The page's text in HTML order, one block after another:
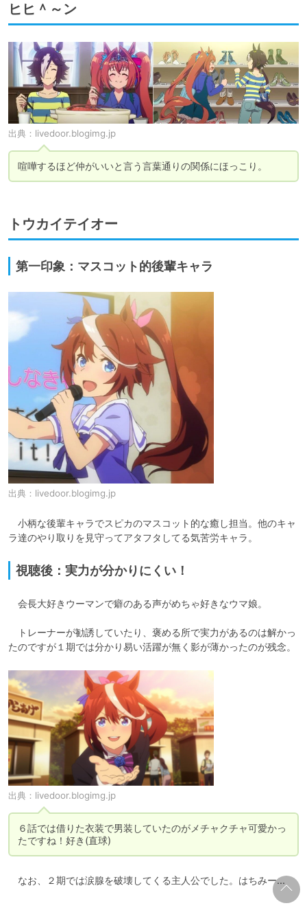
ヒヒ＾～ン
出典： livedoor.blogimg.jp
喧嘩するほど仲がいいと言う言葉通りの関係にほっこり。
トウカイテイオー
第一印象：マスコット的後輩キャラ
出典： livedoor.blogimg.jp
小柄な後輩キャラでスピカのマスコット的な癒し担当。他のキャ
ラ達のやり取りを見守ってアタフタしてる気苦労キャラ。
視聴後：実力が分かりにくい！
会長大好きウーマンで癖のある声がめちゃ好きなウマ娘。
トレーナーが勧誘していたり、褒める所で実力があるのは解かっ
たのですが１期では分かり易い活躍が無く影が薄かったのが残念。
出典： livedoor.blogimg.jp
６話では借りた衣装で男装していたのがメチャクチャ可愛かっ
たですね！好き(直球)
なお、２期では涙腺を破壊してくる主人公でした。はちみー...